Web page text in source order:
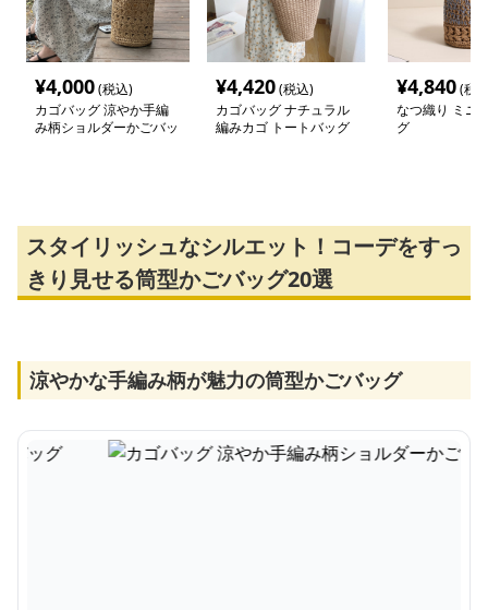
¥4,000(税込)
カゴバッグ 涼やか手編
み柄ショルダーかごバッ
¥4,420(税込)
カゴバッグ ナチュラル
編みカゴ トートバッグ
¥4,840(税
なつ織り ミニ
グ
スタイリッシュなシルエット！コーデをすっ
きり見せる筒型かごバッグ20選
涼やかな手編み柄が魅力の筒型かごバッグ